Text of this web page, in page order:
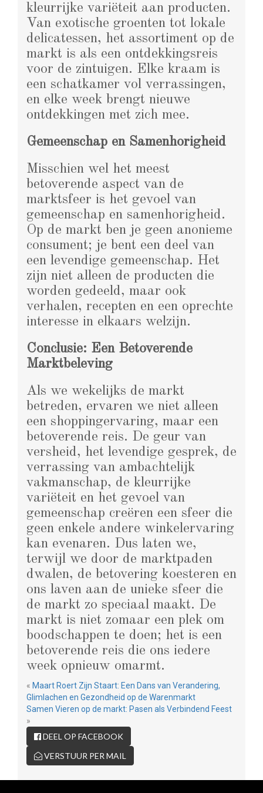
kleurrijke variëteit aan producten.
Van exotische groenten tot lokale
delicatessen, het assortiment op de
markt is als een ontdekkingsreis
voor de zintuigen. Elke kraam is
een schatkamer vol verrassingen,
en elke week brengt nieuwe
ontdekkingen met zich mee.
Gemeenschap en Samenhorigheid
Misschien wel het meest
betoverende aspect van de
marktsfeer is het gevoel van
gemeenschap en samenhorigheid.
Op de markt ben je geen anonieme
consument; je bent een deel van
een levendige gemeenschap. Het
zijn niet alleen de producten die
worden gedeeld, maar ook
verhalen, recepten en een oprechte
interesse in elkaars welzijn.
Conclusie: Een Betoverende
Marktbeleving
Als we wekelijks de markt
betreden, ervaren we niet alleen
een shoppingervaring, maar een
betoverende reis. De geur van
versheid, het levendige gesprek, de
verrassing van ambachtelijk
vakmanschap, de kleurrijke
variëteit en het gevoel van
gemeenschap creëren een sfeer die
geen enkele andere winkelervaring
kan evenaren. Dus laten we,
terwijl we door de marktpaden
dwalen, de betovering koesteren en
ons laven aan de unieke sfeer die
de markt zo speciaal maakt. De
markt is niet zomaar een plek om
boodschappen te doen; het is een
betoverende reis die ons iedere
week opnieuw omarmt.
« Maart Roert Zijn Staart: Een Dans van Verandering,
Glimlachen en Gezondheid op de Warenmarkt
Samen Vieren op de markt: Pasen als Verbindend Feest
»
DEEL OP FACEBOOK
VERSTUUR PER MAIL